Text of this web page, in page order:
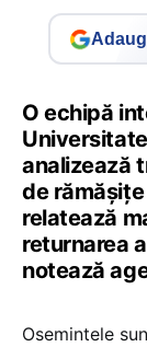
O echipă
analizează
de
relatează
returnarea
notează
Osemintele